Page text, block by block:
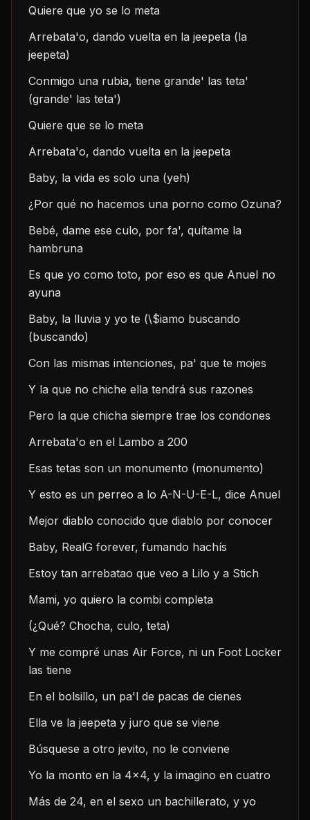
Quiere que yo se lo meta
Arrebata'o, dando vuelta en la jeepeta (la
jeepeta)
Conmigo una rubia, tiene grande' las teta'
(grande' las teta')
Quiere que se lo meta
Arrebata'o, dando vuelta en la jeepeta
Baby, la vida es solo una (yeh)
¿Por qué no hacemos una porno como Ozuna?
Bebé, dame ese culo, por fa', quítame la
hambruna
Es que yo como toto, por eso es que Anuel no
ayuna
Baby, la lluvia y yo te (\$iamo buscando
(buscando)
Con las mismas intenciones, pa' que te mojes
Y la que no chiche ella tendrá sus razones
Pero la que chicha siempre trae los condones
Arrebata'o en el Lambo a 200
Esas tetas son un monumento (monumento)
Y esto es un perreo a lo A-N-U-E-L, dice Anuel
Mejor diablo conocido que diablo por conocer
Baby, RealG forever, fumando hachís
Estoy tan arrebatao que veo a Lilo y a Stich
Mami, yo quiero la combi completa
(¿Qué? Chocha, culo, teta)
Y me compré unas Air Force, ni un Foot Locker
las tiene
En el bolsillo, un pa'l de pacas de cienes
Ella ve la jeepeta y juro que se viene
Búsquese a otro jevito, no le conviene
Yo la monto en la 4x4, y la imagino en cuatro
Más de 24, en el sexo un bachillerato, y yo